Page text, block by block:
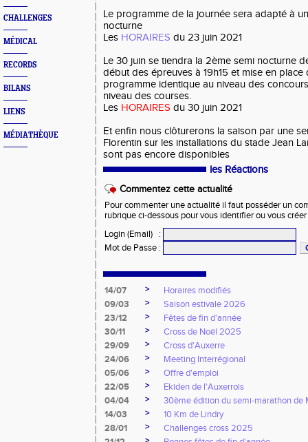
CHALLENGES
MÉDICAL
RECORDS
BILANS
LIENS
MÉDIATHÈQUE
Le programme de la journée sera adapté à
nocturne
Les HORAIRES du 23 juin 2021
Le 30 juin se tiendra la 2ème semi nocturne
début des épreuves à 19h15 et mise en place
programme identique au niveau des
niveau des courses.
Les HORAIRES du 30 juin 2021
Et enfin nous clôturerons la saison par une
Florentin sur les installations du stade Jean
sont pas encore disponibles
les Réactions
Commentez cette actualité
Pour commenter une actualité il faut posséder un
rubrique ci-dessous pour vous identifier ou vous
Login (Email)
:
Mot de Passe :
14/07 >
Horaires modifiés
09/03
>
Saison estivale 2026
23/12
>
Fêtes de fin d'année
30/11
>
Cross de Noël 2025
29/09
>
Cross d'Auxerre
24/06
>
Meeting Interrégional
05/06
>
Offre d'emploi
22/05
>
Ekiden de l'Auxerrois
04/04
>
30ème édition du semi-marathon de
14/03
>
10 Km de Lindry
28/01
>
Challenges cross 2025